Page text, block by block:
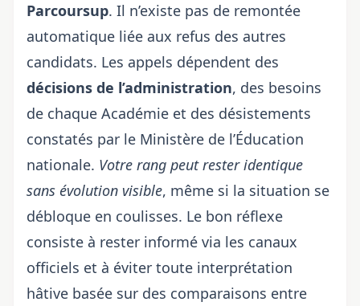
Parcoursup. Il n’existe pas de remontée
automatique liée aux refus des autres
candidats. Les appels dépendent des
décisions de l’administration, des besoins
de chaque Académie et des désistements
constatés par le Ministère de l’Éducation
nationale. Votre rang peut rester identique
sans évolution visible, même si la situation se
débloque en coulisses. Le bon réflexe
consiste à rester informé via les canaux
officiels et à éviter toute interprétation
hâtive basée sur des comparaisons entre